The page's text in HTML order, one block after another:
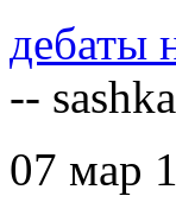
дебаты
--
07 мар